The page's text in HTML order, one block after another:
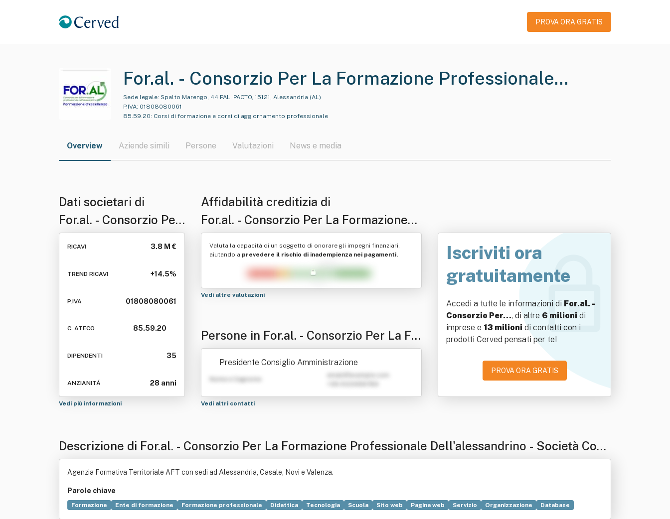
PROVA ORA GRATIS
For.al. - Consorzio Per La Formazione Professionale
Dell'alessandrino - Società Consortile A Responsabilita'
Limitata
Sede legale: Spalto Marengo, 44 PAL. PACTO, 15121, Alessandria (AL)
P.IVA: 01808080061
85.59.20: Corsi di formazione e corsi di aggiornamento professionale
Overview Aziende simili Persone Valutazioni News e media
Dati societari di
For.al. - Consorzio Per
La Formazione
Dell'alessandrino -
Limitata
RICAVI 3.8 M €
TREND RICAVI +14.5%
P.IVA 01808080061
C. ATECO 85.59.20
DIPENDENTI 35
ANZIANITÁ 28 anni
Vedi più informazioni
Affidabilità creditizia di
For.al. - Consorzio Per La Formazione
Professionale Dell'alessandrino -
Società Consortile A Responsabilita'
Valuta la capacità di un soggetto di onorare gli impegni finanziari,
aiutando a prevedere il rischio di inadempienza nei pagamenti.
Vedi altre valutazioni
Persone in For.al. - Consorzio Per La Fo
rmazione Professionale Dell'alessandri
no - Società Consortile A Responsabilit
Presidente Consiglio Amministrazione
Nome e Cognome
Vedi altri contatti
Iscriviti ora
gratuitamente
Accedi a tutte le informazioni di For.al. -
Consorzio Per…, di altre 6 milioni di
imprese e 13 milioni di contatti con i
prodotti Cerved pensati per te!
PROVA ORA GRATIS
Descrizione di For.al. - Consorzio Per La Formazione Professionale Dell'alessandrino - Società Cons
ortile A Responsabilita' Limitata
Agenzia Formativa Territoriale AFT con sedi ad Alessandria, Casale, Novi e Valenza.
Parole chiave
Formazione Ente di formazione Formazione professionale Didattica Tecnologia Scuola Sito web Pagina web Servizio Organizzazione
Database